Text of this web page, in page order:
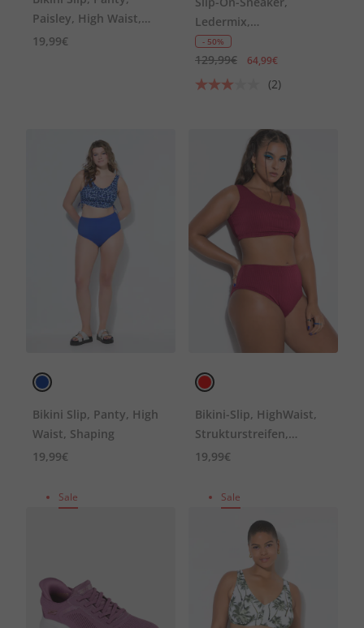
Paisley, High Waist,
Shaping
19,99€
Ledermix,
Wechselfußbett, Weite
H
- 50%
129,99€ 64,99€
(2)
Bikini Slip, Panty, High
Waist, Shaping
19,99€
Bikini-Slip, HighWaist,
Strukturstreifen,
Shaping
19,99€
Sale Sale